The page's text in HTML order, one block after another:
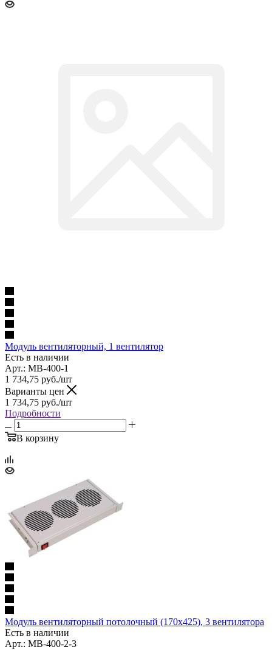
Модуль вентиляторный, 1 вентилятор
Есть в наличии
Арт.: МВ-400-1
1 734,75 руб./шт
Варианты цен
1 734,75 руб./шт
Подробности
В корзину
Модуль вентиляторный потолочный (170x425), 3 вентилятора
Есть в наличии
Арт.: МВ-400-2-3